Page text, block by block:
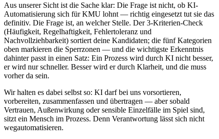
Aus unserer Sicht ist die Sache klar: Die Frage ist nicht, ob KI-
Automatisierung sich für KMU lohnt — richtig eingesetzt tut sie das
definitiv. Die Frage ist, an welcher Stelle. Der 3-Kriterien-Check
(Häufigkeit, Regelhaftigkeit, Fehlertoleranz und
Nachvollziehbarkeit) sortiert deine Kandidaten; die fünf Kategorien
oben markieren die Sperrzonen — und die wichtigste Erkenntnis
dahinter passt in einen Satz: Ein Prozess wird durch KI nicht besser,
er wird nur schneller. Besser wird er durch Klarheit, und die muss
vorher da sein.
Wir halten es dabei selbst so: KI darf bei uns vorsortieren,
vorbereiten, zusammenfassen und übertragen — aber sobald
Vertrauen, Außenwirkung oder sensible Einzelfälle im Spiel sind,
sitzt ein Mensch im Prozess. Denn Verantwortung lässt sich nicht
wegautomatisieren.